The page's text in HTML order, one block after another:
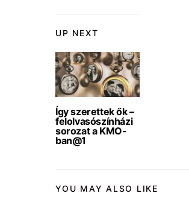
UP NEXT
Így szerettek ők –
felolvasószínházi
sorozat a KMO-
ban@1
YOU MAY ALSO LIKE